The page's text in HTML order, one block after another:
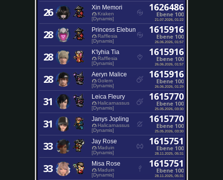
26 Xin Memori
Kraken
[Dynamis]
1626486
Ebene 100
21.07.2026, 01:22
28 Princess Elebun
Rafflesia
[Dynamis]
1615916
Ebene 100
26.06.2026, 01:57
28 K'lyhia Tia
Rafflesia
[Dynamis]
1615916
Ebene 100
26.06.2026, 01:57
28 Aeryn Malice
Golem
[Dynamis]
1615916
Ebene 100
26.06.2026, 01:29
31 Leica Fleury
Halicarnassus
[Dynamis]
1615770
Ebene 100
25.05.2026, 03:30
31 Janys Jopling
Halicarnassus
[Dynamis]
1615770
Ebene 100
25.05.2026, 03:30
33 Jay Rose
Maduin
[Dynamis]
1615751
Ebene 100
28.11.2025, 05:31
33 Misa Rose
Maduin
[Dynamis]
1615751
Ebene 100
28.11.2025, 05:31